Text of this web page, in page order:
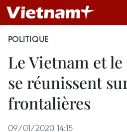
POLITIQUE
Le Vietnam et
se réunissent
frontalières
09/01/2020 14:15